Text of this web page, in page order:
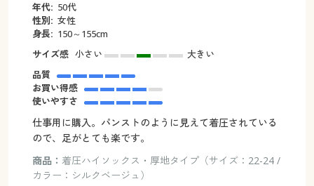
年代: 50代
性別: 女性
身長: 150～155cm
サイズ感 小さい
大きい
品質
お買い得感
使いやすさ
仕事用に購入。パンストのように見えて着圧されている
ので、足がとても楽です。
商品： 着圧ハイソックス・厚地タイプ（サイズ：22-24 /
カラー：シルクベージュ）